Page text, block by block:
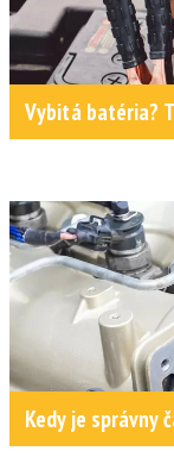
Vybitá batéria?
Kedy je správny